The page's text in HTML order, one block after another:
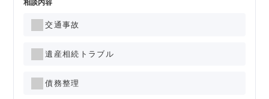
相談内容
交通事故
遺産相続トラブル
債務整理